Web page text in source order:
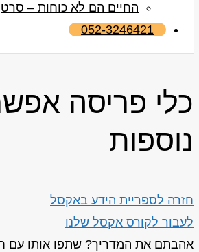
החיים הם לא כוחות – סרט
052-3246421
כלי פריסה
נוספות
חזרה לספריית הידע באקסל
לעבור לקורס אקסל שלנו
אהבתם את המדריך? שתפו אותו עם